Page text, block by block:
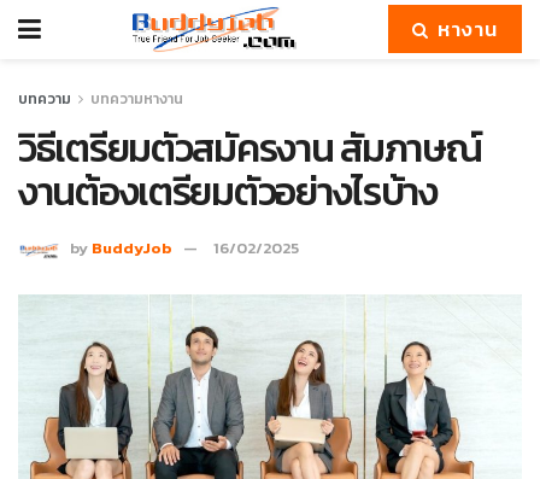
หางาน
บทความ บทความหางาน
วิธีเตรียมตัวสมัครงาน สัมภาษณ์
งานต้องเตรียมตัวอย่างไรบ้าง
by BuddyJob 16/02/2025